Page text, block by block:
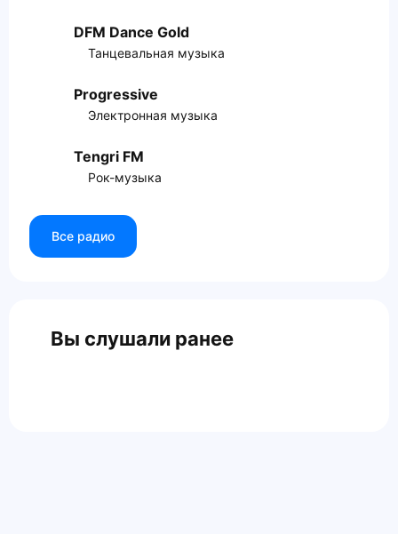
DFM Dance Gold
Танцевальная музыка
Progressive
Электронная музыка
Tengri FM
Рок-музыка
Все радио
Вы слушали ранее